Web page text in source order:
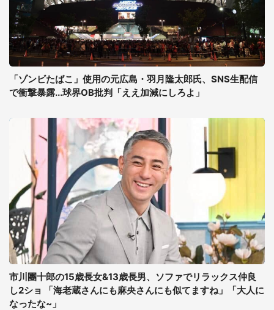
「ゾンビたばこ」使用の元広島・羽月隆太郎氏、SNS生配信
で衝撃暴露...球界OB批判「ええ加減にしろよ」
市川團十郎の15歳長女&13歳長男、ソファでリラックス仲良
し2ショ 「海老蔵さんにも麻央さんにも似てますね」「大人に
なったな~」